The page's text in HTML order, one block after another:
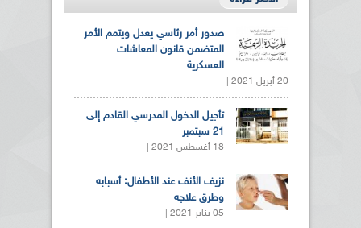
صدور أمر رئاسي يعدل ويتمم الأمر
المتضمن قانون المعاشات
العسكرية
20 أبريل 2021 |
تأجيل الدخول المدرسي القادم إلى
21 سبتمبر
18 أغسطس 2021 |
نزيف الأنف عند الأطفال: أسبابه
وطرق علاجه
05 يناير 2021 |